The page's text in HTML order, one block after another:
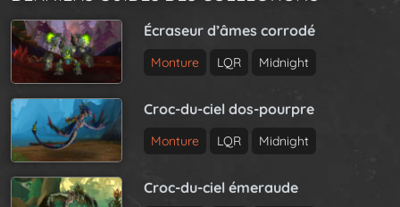
Écraseur d’âmes corrodé
Monture LQR Midnight
Croc-du-ciel dos-pourpre
Monture LQR Midnight
Croc-du-ciel émeraude